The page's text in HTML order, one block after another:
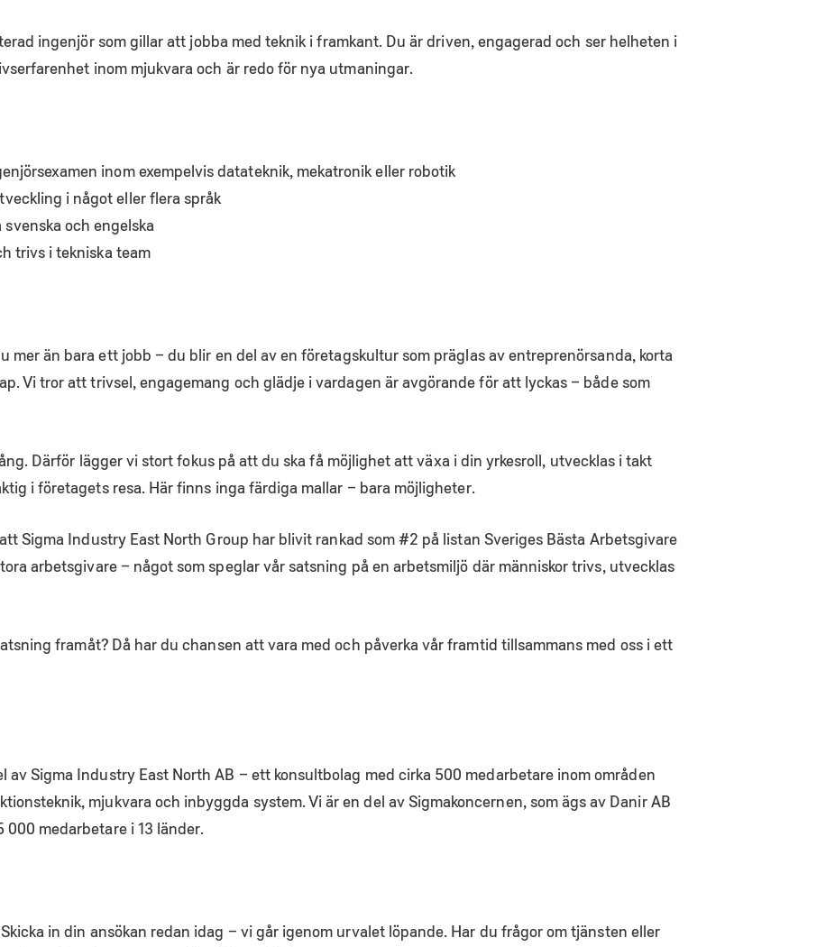
ingenjör som gillar att jobba med teknik i framkant. Du är driven, engagerad och ser helheten i
inom mjukvara och är redo för nya utmaningar.
inom exempelvis datateknik, mekatronik eller robotik
i något eller flera språk
och engelska
trivs i tekniska team
mer än bara ett jobb – du blir en del av en företagskultur som präglas av entreprenörsanda, korta
Vi tror att trivsel, engagemang och glädje i vardagen är avgörande för att lyckas – både som
Därför lägger vi stort fokus på att du ska få möjlighet att växa i din yrkesroll, utvecklas i takt
i företagets resa. Här finns inga färdiga mallar – bara möjligheter.
Sigma Industry East North Group har blivit rankad som #2 på listan Sveriges Bästa Arbetsgivare
arbetsgivare – något som speglar vår satsning på en arbetsmiljö där människor trivs, utvecklas
framåt? Då har du chansen att vara med och påverka vår framtid tillsammans med oss i ett
av Sigma Industry East North AB – ett konsultbolag med cirka 500 medarbetare inom områden
mjukvara och inbyggda system. Vi är en del av Sigmakoncernen, som ägs av Danir AB
medarbetare i 13 länder.
in din ansökan redan idag – vi går igenom urvalet löpande. Har du frågor om tjänsten eller